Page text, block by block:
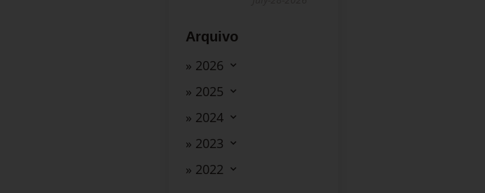
Arquivo
» 2026
» 2025
» 2024
» 2023
» 2022